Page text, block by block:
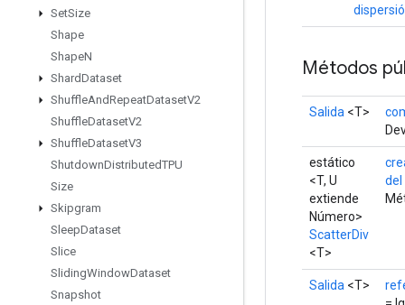
SetSize
Shape
ShapeN
ShardDataset
ShuffleAndRepeatDatasetV2
ShuffleDatasetV2
ShuffleDatasetV3
ShutdownDistributedTPU
Size
Skipgram
SleepDataset
Slice
SlidingWindowDataset
Snapshot
Métodos
Salida <T>
estático
<T, U
extiende
Número>
ScatterDiv
<T>
del
Salida <T>